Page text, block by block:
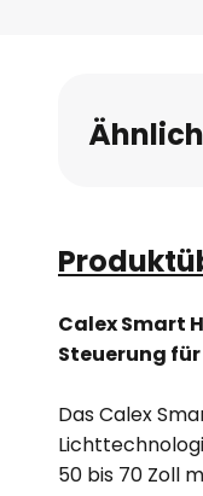
Bildgalerie
springen
Calex Smart
Steuerung
Das Calex
50 bis 70 Zoll